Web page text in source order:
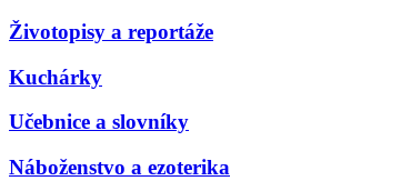
Životopisy a reportáže
Kuchárky
Učebnice a slovníky
Náboženstvo a ezoterika